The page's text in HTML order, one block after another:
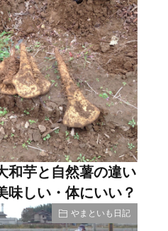
和芋と自然薯の違い
味しい・体にいい？
やまといも日記